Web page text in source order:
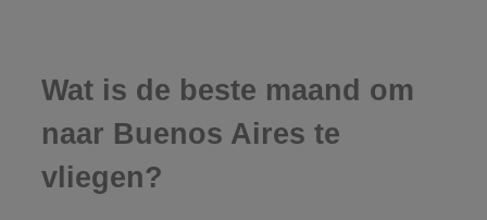
Wat is de beste maand om
naar Buenos Aires te
vliegen?